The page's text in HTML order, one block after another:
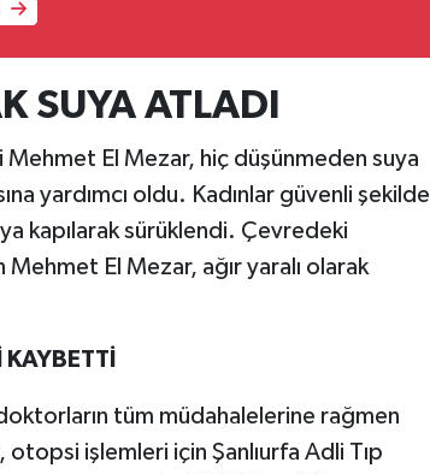
SUYA ATLADI
Mehmet El Mezar, hiç düşünmeden suya
yardımcı oldu. Kadınlar güvenli şekilde
kapılarak sürüklendi. Çevredeki
Mehmet El Mezar, ağır yaralı olarak
tüm müdahalelerine rağmen
otopsi işlemleri için Şanlıurfa Adli Tıp